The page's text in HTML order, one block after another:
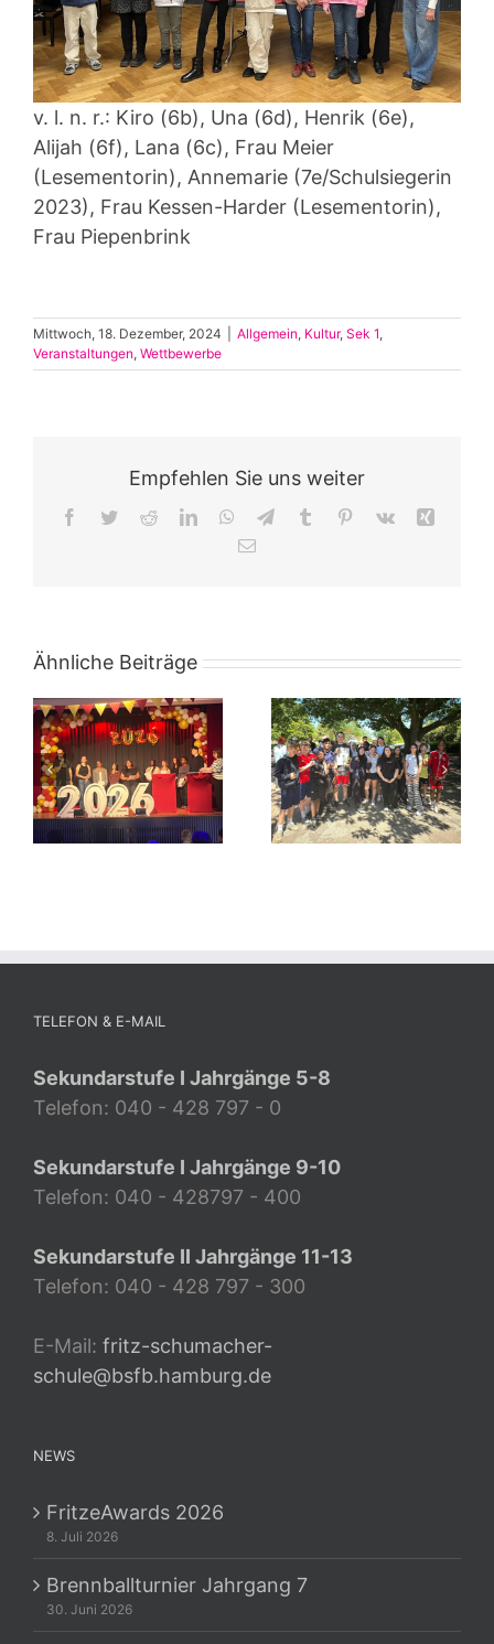
v. l. n. r.: Kiro (6b), Una (6d), Henrik (6e),
Alijah (6f), Lana (6c), Frau Meier
(Lesementorin), Annemarie (7e/Schulsiegerin
2023), Frau Kessen-Harder (Lesementorin),
Frau Piepenbrink
Mittwoch, 18. Dezember, 2024 Allgemein, Kultur, Sek 1,
Veranstaltungen, Wettbewerbe
Empfehlen Sie uns weiter
Facebook
TwitterRedditLinkedInWhatsApp
TelegramTumblr Pinterest
Vk
E-
Ähnliche Beiträge
TELEFON & E-MAIL
Sekundarstufe I Jahrgänge 5-8
Telefon: 040 - 428 797 - 0
Sekundarstufe I Jahrgänge 9-10
Telefon: 040 - 428797 - 400
Sekundarstufe II Jahrgänge 11-13
Telefon: 040 - 428 797 - 300
E-Mail: fritz-schumacher-
schule@bsfb.hamburg.de
NEWS
FritzeAwards 2026
8. Juli 2026
Brennballturnier Jahrgang 7
30. Juni 2026